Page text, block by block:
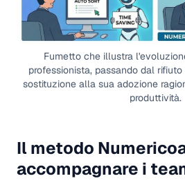
Fumetto che illustra
professionista, passando dal
sostituzione alla sua adozione
produttività.
Il metodo
accompagnare i